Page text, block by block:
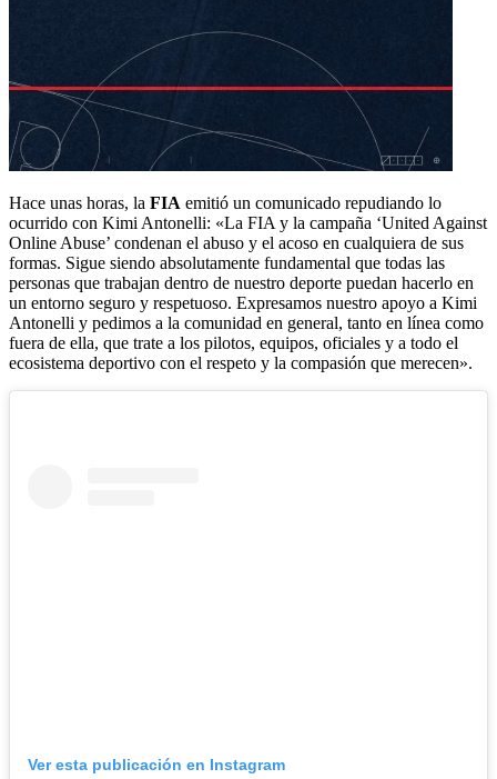
Hace unas horas, la FIA emitió un comunicado repudiando lo
ocurrido con Kimi Antonelli: «La FIA y la campaña ‘United Against
Online Abuse’ condenan el abuso y el acoso en cualquiera de sus
formas. Sigue siendo absolutamente fundamental que todas las
personas que trabajan dentro de nuestro deporte puedan hacerlo en
un entorno seguro y respetuoso. Expresamos nuestro apoyo a Kimi
Antonelli y pedimos a la comunidad en general, tanto en línea como
fuera de ella, que trate a los pilotos, equipos, oficiales y a todo el
ecosistema deportivo con el respeto y la compasión que merecen».
Ver esta publicación en Instagram